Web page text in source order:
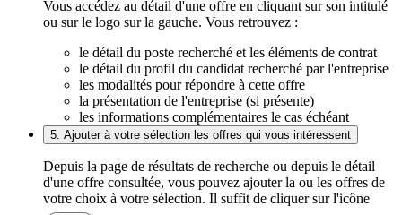
Vous accédez au détail d'une offre en cliquant sur son intitulé
ou sur le logo sur la gauche. Vous retrouvez :
le détail du poste recherché et les éléments de contrat
le détail du profil du candidat recherché par l'entreprise
les modalités pour répondre à cette offre
la présentation de l'entreprise (si présente)
les informations complémentaires le cas échéant
5. Ajouter à votre sélection les offres qui vous intéressent
Depuis la page de résultats de recherche ou depuis le détail
d'une offre consultée, vous pouvez ajouter la ou les offres de
votre choix à votre sélection. Il suffit de cliquer sur l'icône